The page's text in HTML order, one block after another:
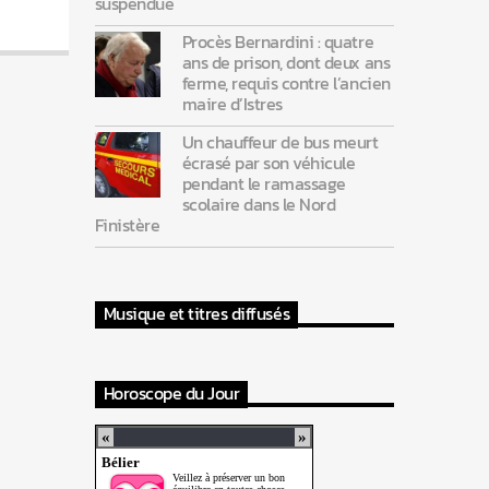
Procès Bernardini : quatre
ans de prison, dont deux ans
ferme, requis contre l’ancien
maire d’Istres
Un chauffeur de bus meurt
écrasé par son véhicule
pendant le ramassage
scolaire dans le Nord
Finistère
Musique et titres diffusés
Horoscope du Jour